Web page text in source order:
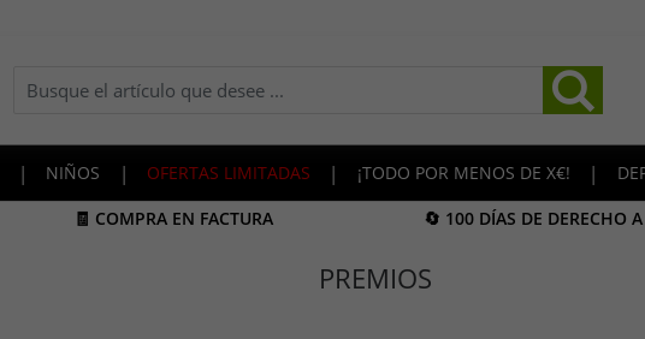
| NIÑOS | OFERTAS LIMITADAS | ¡TODO POR MENOS DE X€! |
🧾 COMPRA EN FACTURA 🔄 100 DÍAS DE DERECHO A
PREMIOS